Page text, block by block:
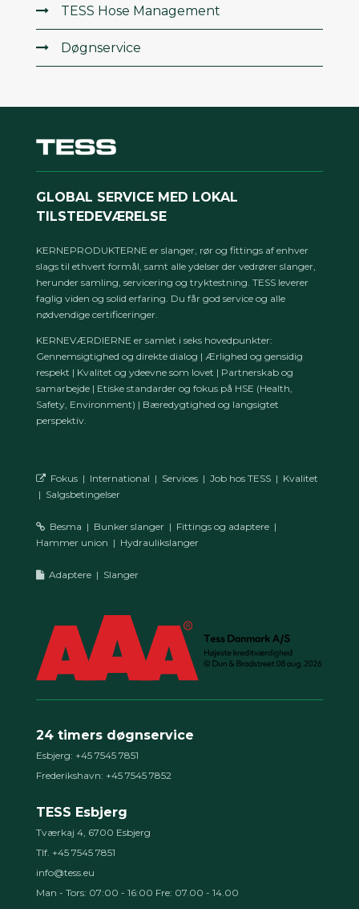
TESS Hose Management
Døgnservice
GLOBAL SERVICE MED LOKAL
TILSTEDEVÆRELSE
KERNEPRODUKTERNE er slanger, rør og fittings af enhver
slags til ethvert formål, samt alle ydelser der vedrører slanger,
herunder samling, servicering og tryktestning. TESS leverer
faglig viden og solid erfaring. Du får god service og alle
nødvendige certificeringer.
KERNEVÆRDIERNE er samlet i seks hovedpunkter:
Gennemsigtighed og direkte dialog | Ærlighed og gensidig
respekt | Kvalitet og ydeevne som lovet | Partnerskab og
samarbejde | Etiske standarder og fokus på HSE (Health,
Safety, Environment) | Bæredygtighed og langsigtet
perspektiv.
Fokus| International | Services| Job hos TESS| Kvalitet
| Salgsbetingelser
Besma | Bunker slanger| Fittings og adaptere|
Hammer union | Hydraulikslanger
Adaptere| Slanger
24 timers døgnservice
Esbjerg: +45 7545 7851
Frederikshavn: +45 7545 7852
TESS Esbjerg
Tværkaj 4, 6700 Esbjerg
Tlf. +45 7545 7851
info@tess.eu
Man - Tors: 07:00 - 16:00 Fre: 07.00 - 14.00